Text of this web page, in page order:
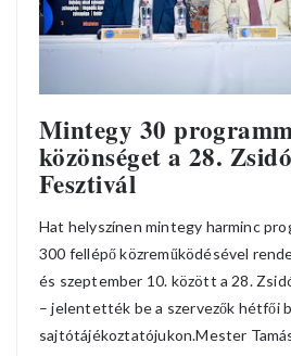
Mintegy 30
közönséget a 28.
Fesztivál
Hat helyszínen mintegy harminc
300 fellépő közreműködésével
és szeptember 10. között a 28.
– jelentették be a szervezők hétfői
sajtótájékoztatójukon.Mester